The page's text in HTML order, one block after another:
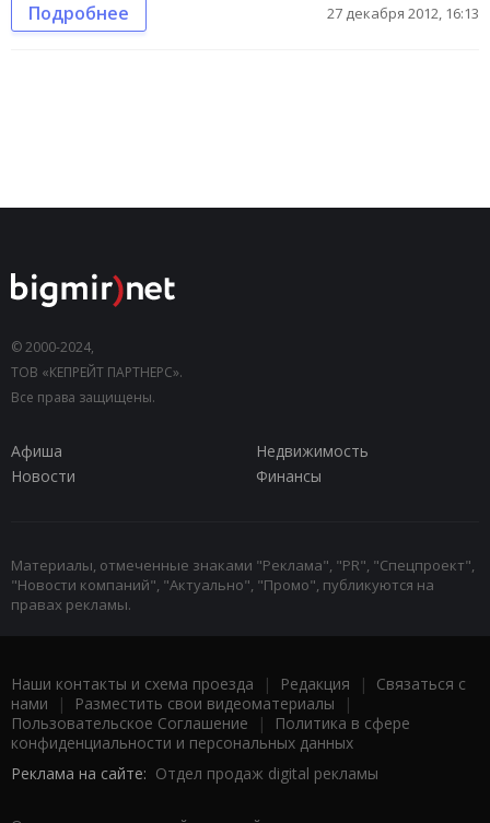
Подробнее 27 декабря 2012, 16:13
© 2000-2024,
ТОВ «КЕПРЕЙТ ПАРТНЕРС».
Все права защищены.
Афиша
Недвижимость
Новости
Финансы
Материалы, отмеченные знаками "Реклама", "PR", "Спецпроект",
"Новости компаний", "Актуально", "Промо", публикуются на
правах рекламы.
Наши контакты и схема проезда | Редакция | Связаться с
нами | Разместить свои видеоматериалы |
Пользовательское Соглашение |
Политика в сфере
конфиденциальности и персональных данных
Реклама на сайте: Отдел продаж digital рекламы